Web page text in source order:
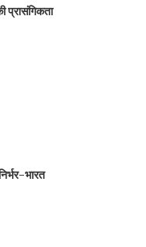
प्रासंगिकता
भारत